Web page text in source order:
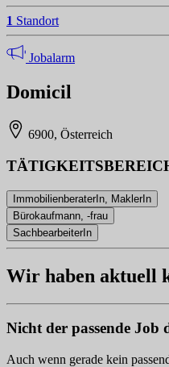
1 Standort
Jobalarm
Domicil
6900, Österreich
ImmobilienberaterIn, MaklerIn
Bürokaufmann, -frau
SachbearbeiterIn
Wir haben aktuell
Nicht der passende Job
Auch wenn gerade kein